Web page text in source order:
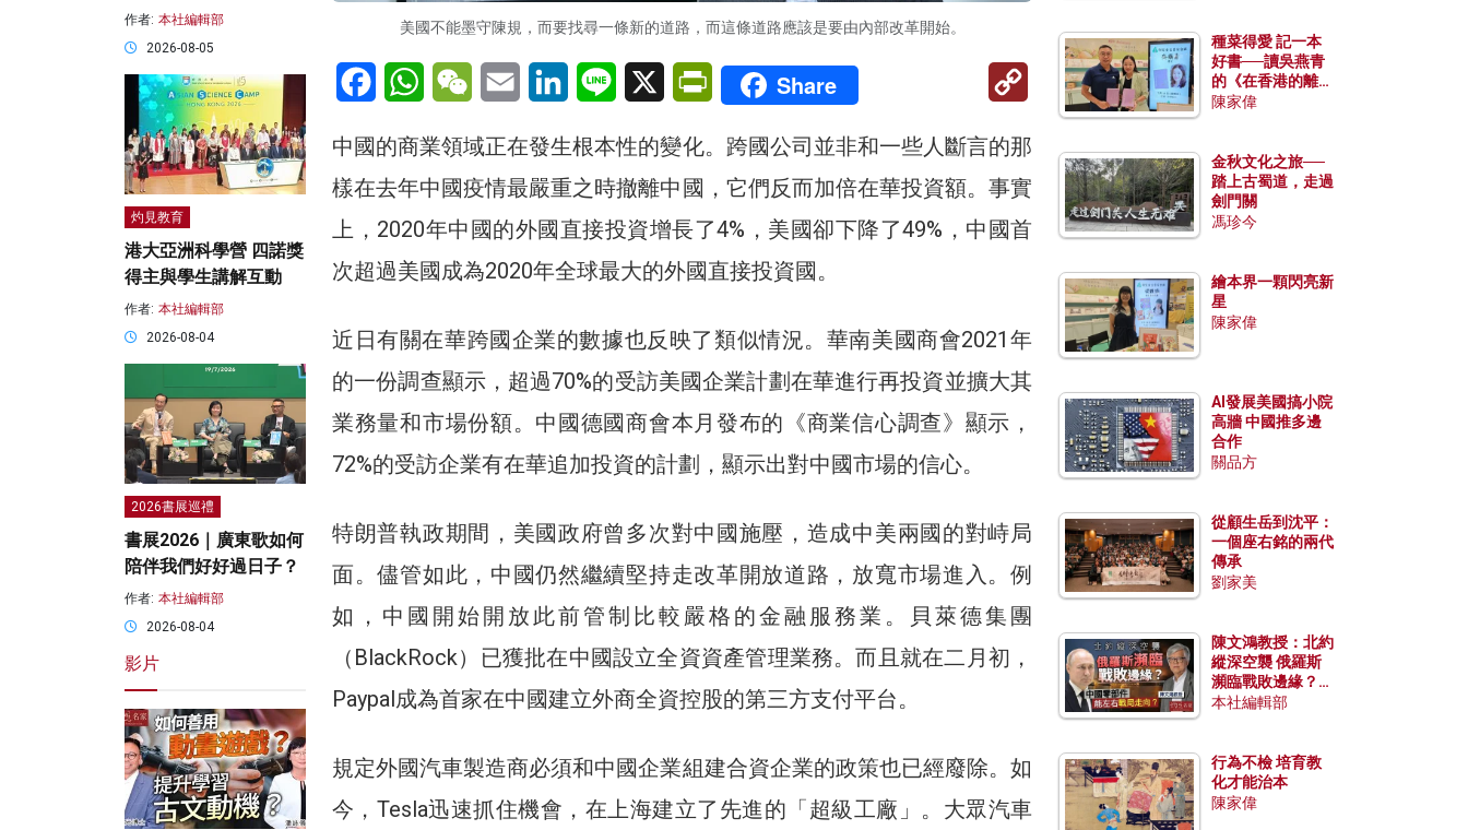
美國不能墨守陳規，而要找尋一條新的道路，而這條道路應該是要由內部改革開始。
FacebookWhatsAppWeChatEmail LinkedInLine X PrintFriendly
Share
Copy
中國的商業領域正在發生根本性的變化。跨國公司並非和一些人斷言的那
樣在去年中國疫情最嚴重之時撤離中國，它們反而加倍在華投資額。事實
上，2020年中國的外國直接投資增長了4%，美國卻下降了49%，中國首
次超過美國成為2020年全球最大的外國直接投資國。
近日有關在華跨國企業的數據也反映了類似情況。華南美國商會2021年
的一份調查顯示，超過70%的受訪美國企業計劃在華進行再投資並擴大其
業務量和市場份額。中國德國商會本月發布的《商業信心調查》顯示，
72%的受訪企業有在華追加投資的計劃，顯示出對中國市場的信心。
特朗普執政期間，美國政府曾多次對中國施壓，造成中美兩國的對峙局
面。儘管如此，中國仍然繼續堅持走改革開放道路，放寬市場進入。例
如，中國開始開放此前管制比較嚴格的金融服務業。貝萊德集團
（BlackRock）已獲批在中國設立全資資產管理業務。而且就在二月初，
Paypal成為首家在中國建立外商全資控股的第三方支付平台。
規定外國汽車製造商必須和中國企業組建合資企業的政策也已經廢除。如
今，Tesla迅速抓住機會，在上海建立了先進的「超級工廠」。大眾汽車
作者: 本社編輯部
2026-08-05
灼見教育
港大亞洲科學營 四諾獎
得主與學生講解互動
作者: 本社編輯部
2026-08-04
2026書展巡禮
書展2026｜廣東歌如何
陪伴我們好好過日子？
作者: 本社編輯部
2026-08-04
影片
種菜得愛 記一本
好書──讀吳燕青
的《在香港的離島
種菜》
陳家偉
金秋文化之旅──
踏上古蜀道，走過
劍門關
馮珍今
繪本界一顆閃亮新
星
陳家偉
AI發展美國搞小院
高牆 中國推多邊
合作
關品方
從顧生岳到沈平：
一個座右銘的兩代
傳承
劉家美
陳文鴻教授：北約
縱深空襲 俄羅斯
瀕臨戰敗邊緣？中
國零部件能左右戰
本社編輯部
行為不檢 培育教
化才能治本
陳家偉